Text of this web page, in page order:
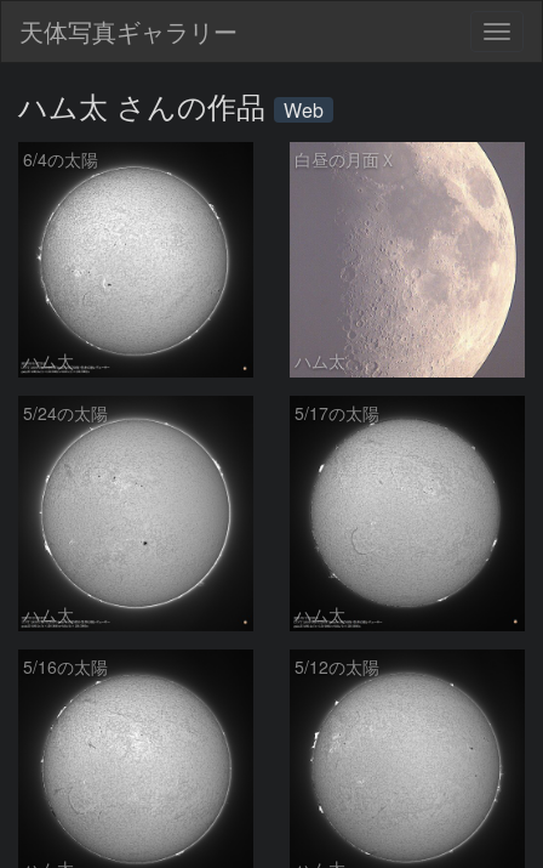
天体写真ギャラリー
ハム太 さんの作品 Web
6/4の太陽
ハム太
白昼の月面Ｘ
ハム太
5/24の太陽
ハム太
5/17の太陽
ハム太
5/16の太陽 5/12の太陽